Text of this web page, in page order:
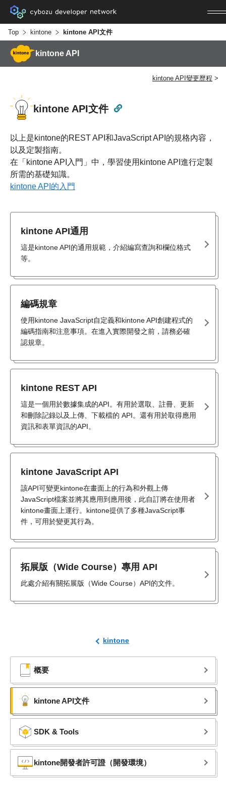
Top kintone kintone API文件
kintone API
kintone API變更歷程
kintone
概要
kintone API文件
SDK & Tools
kintone開發者許可證​（開發環境）
kintone API文件
以上是kintone的REST API和JavaScript API的規格內容，
以及定製指南。
在「kintone API入門」中，學習使用kintone API進行定製
所需的基礎知識。
kintone API的入門
kintone API通用
這是kintone API的通用規範，介紹編寫查詢和欄位格式
等。
編碼規章
使用kintone JavaScript自定義和kintone API創建程式的
編碼指南和注意事項。在進入實際開發之前，請務必確
認規章。
kintone REST API
這是一個用於數據集成的API。有用於選取、註冊、更新
和刪除記錄以及上傳、下載檔的 API。還有用於取得應用
資訊和表單資訊的API。
kintone JavaScript API
該API可變更kintone在畫面上的行為和外觀上傳
JavaScript檔案並將其應用到應用後，此自訂將在使用者
kintone畫面上運行。kintone提供了多種JavaScript事
件，可用於變更其行為。
拓展版（Wide Course）專用 API
此處介紹有關拓展版（Wide Course）API的文件。